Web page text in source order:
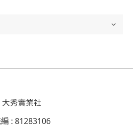
大秀實業社
: 81283106